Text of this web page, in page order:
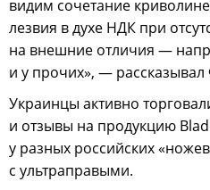
видим сочетание
лезвия в духе НДК при
на внешние отличия —
и у прочих», —
Украинцы активно
и отзывы на продукцию
у разных российских
с ультраправыми.